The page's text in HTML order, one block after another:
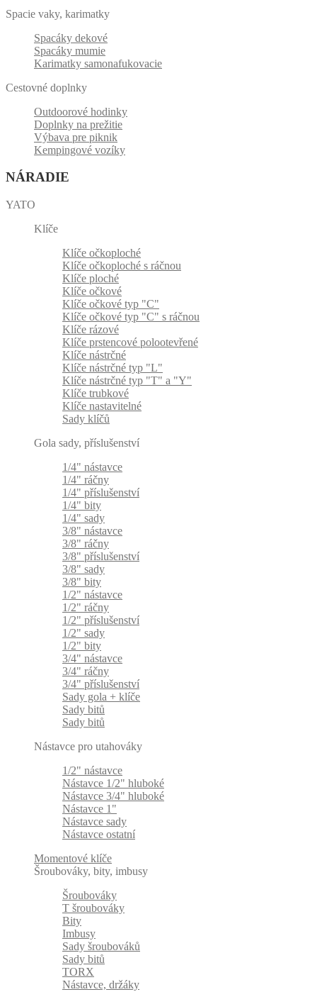
Spacie vaky, karimatky
Spacáky dekové
Spacáky mumie
Karimatky samonafukovacie
Cestovné doplnky
Outdoorové hodinky
Doplnky na prežitie
Výbava pre piknik
Kempingové vozíky
NÁRADIE
YATO
Klíče
Klíče očkoploché
Klíče očkoploché s ráčnou
Klíče ploché
Klíče očkové
Klíče očkové typ "C"
Klíče očkové typ "C" s ráčnou
Klíče rázové
Klíče prstencové polootevřené
Klíče nástrčné
Klíče nástrčné typ "L"
Klíče nástrčné typ "T" a "Y"
Klíče trubkové
Klíče nastavitelné
Sady klíčů
Gola sady, příslušenství
1/4" nástavce
1/4" ráčny
1/4" příslušenství
1/4" bity
1/4" sady
3/8" nástavce
3/8" ráčny
3/8" příslušenství
3/8" sady
3/8" bity
1/2" nástavce
1/2" ráčny
1/2" příslušenství
1/2" sady
1/2" bity
3/4" nástavce
3/4" ráčny
3/4" příslušenství
Sady gola + klíče
Sady bitů
Sady bitů
Nástavce pro utahováky
1/2" nástavce
Nástavce 1/2" hluboké
Nástavce 3/4" hluboké
Nástavce 1"
Nástavce sady
Nástavce ostatní
Momentové klíče
Šroubováky, bity, imbusy
Šroubováky
T šroubováky
Bity
Imbusy
Sady šroubováků
Sady bitů
TORX
Nástavce, držáky